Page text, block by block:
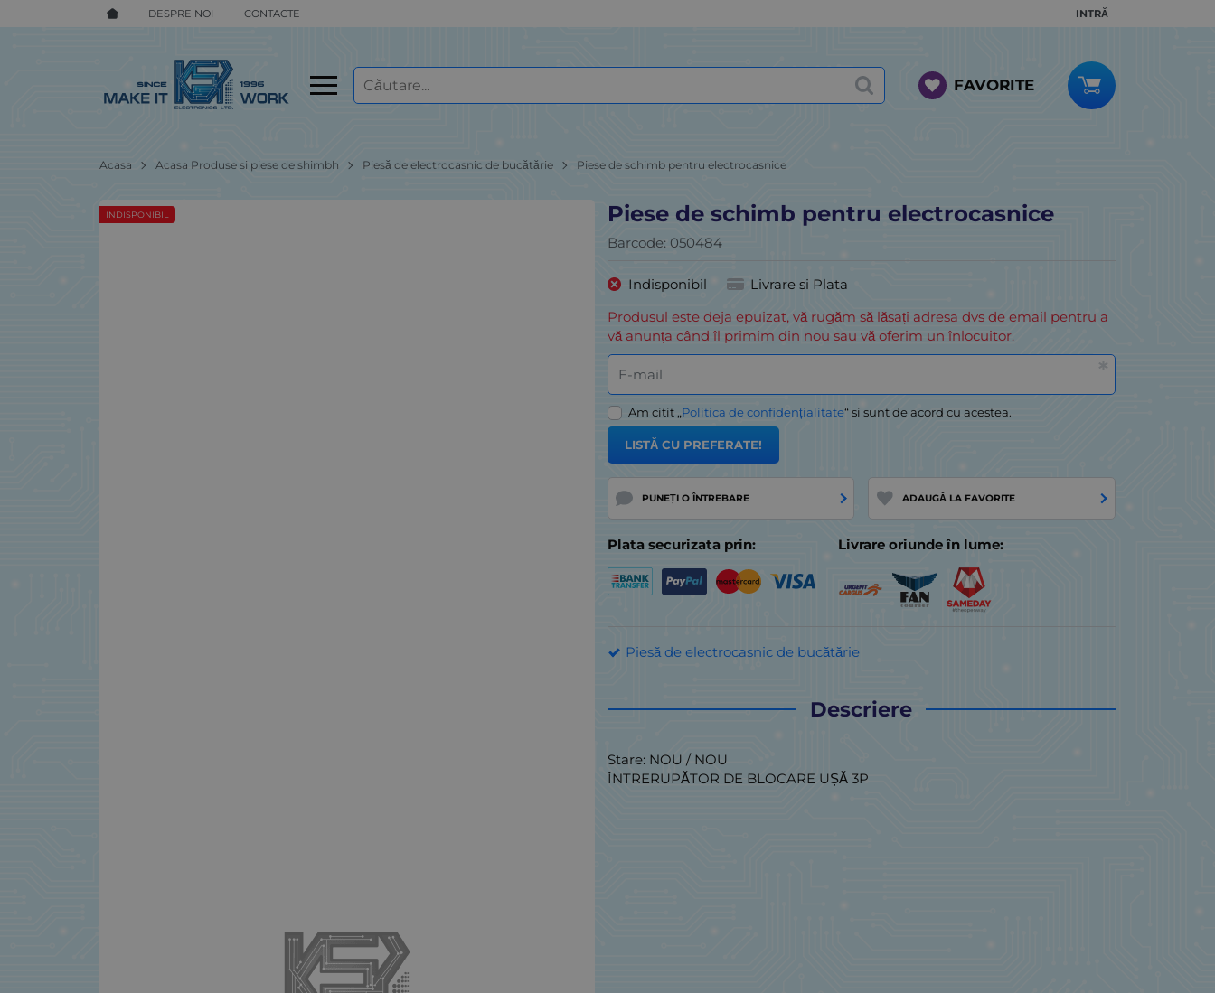
DESPRE NOI CONTACTE INTRĂ
FAVORITE
Acasa Acasa Produse si piese de shimbh Piesă de electrocasnic de bucătărie Piese de schimb pentru electrocasnice
Piese de schimb pentru electrocasnice
Barcode: 050484
INDISPONIBIL
Indisponibil
Livrare si Plata
Produsul este deja epuizat, vă rugăm să lăsați adresa dvs de email pentru a
vă anunța când îl primim din nou sau vă oferim un înlocuitor.
E-mail
Am citit „Politica de confidențialitate“ si sunt de acord cu acestea.
LISTĂ CU PREFERATE!
PUNEȚI O ÎNTREBARE ADAUGĂ LA FAVORITE
Plata securizata prin: Livrare oriunde în lume:
Piesă de electrocasnic de bucătărie
Descriere
Stare: NOU / NOU
ÎNTRERUPĂTOR DE BLOCARE UȘĂ 3P